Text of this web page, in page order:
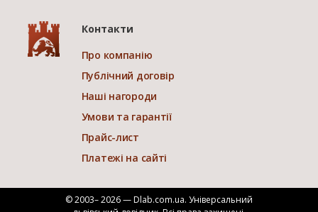
Контакти
Про компанію
Публічний договір
Наші нагороди
Умови та гарантії
Прайс-лист
Платежі на сайті
© 2003– 2026 — Dlab.com.ua. Універсальний